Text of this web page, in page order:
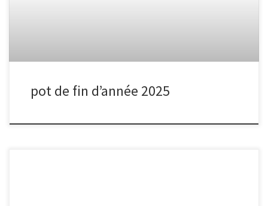
pot de fin d’année 2025